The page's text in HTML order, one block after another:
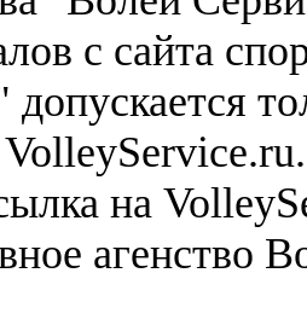
с сайта
допускается
на
агенство